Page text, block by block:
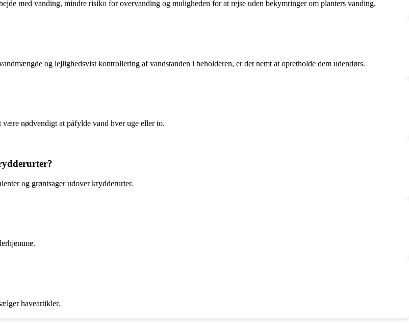
med vanding, mindre risiko for overvanding og muligheden for at rejse uden bekymringer om planters vanding.
og lejlighedsvist kontrollering af vandstanden i beholderen, er det nemt at opretholde dem udendørs.
nødvendigt at påfylde vand hver uge eller to.
og grøntsager udover krydderurter.
haveartikler.